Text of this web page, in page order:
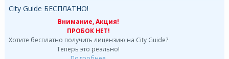
City Guide БЕСПЛАТНО!
Внимание, Акция!
ПРОБОК НЕТ!
Хотите бесплатно получить лицензию на City Guide?
Теперь это реально!